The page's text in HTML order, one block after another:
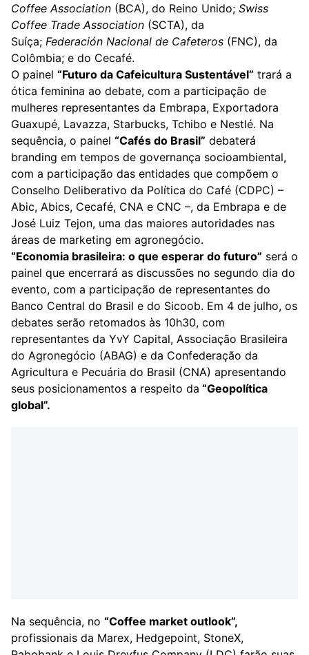
Coffee Association (BCA), do Reino Unido; Swiss
Coffee Trade Association (SCTA), da
Suíça; Federación Nacional de Cafeteros (FNC), da
Colômbia; e do Cecafé.
O painel “Futuro da Cafeicultura Sustentável” trará a
ótica feminina ao debate, com a participação de
mulheres representantes da Embrapa, Exportadora
Guaxupé, Lavazza, Starbucks, Tchibo e Nestlé. Na
sequência, o painel “Cafés do Brasil” debaterá
branding em tempos de governança socioambiental,
com a participação das entidades que compõem o
Conselho Deliberativo da Política do Café (CDPC) –
Abic, Abics, Cecafé, CNA e CNC –, da Embrapa e de
José Luiz Tejon, uma das maiores autoridades nas
áreas de marketing em agronegócio.
“Economia brasileira: o que esperar do futuro” será o
painel que encerrará as discussões no segundo dia do
evento, com a participação de representantes do
Banco Central do Brasil e do Sicoob. Em 4 de julho, os
debates serão retomados às 10h30, com
representantes da YvY Capital, Associação Brasileira
do Agronegócio (ABAG) e da Confederação da
Agricultura e Pecuária do Brasil (CNA) apresentando
seus posicionamentos a respeito da “Geopolítica
global”.
Na sequência, no “Coffee market outlook”,
profissionais da Marex, Hedgepoint, StoneX,